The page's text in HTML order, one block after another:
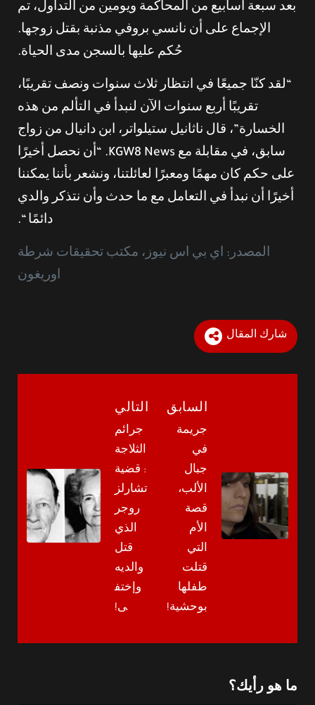
بعد سبعة أسابيع من المحاكمة ويومين من التداول، تم
الإجماع على أن نانسي بروفي مذنبة بقتل زوجها.
حُكم عليها بالسجن مدى الحياة.
“لقد كنّا جميعًا في انتظار ثلاث سنوات ونصف تقريبًا،
تقريبًا أربع سنوات الآن لنبدأ في التألم من هذه
الخسارة”، قال ناثانيل ستيلواتر، ابن دانيال من زواج
سابق، في مقابلة مع KGW8 News. “أن نحصل أخيرًا
على حكم كان مهمًا ومعبرًا لعائلتنا، ونشعر بأننا يمكننا
أخيرًا أن نبدأ في التعامل مع ما حدث وأن نتذكر والدي
دائمًا “.
المصدر: اي بي اس نيوز، مكتب تحقيقات شرطة
اوريغون
شارك المقال
السابق
جريمة
في
جبال
الألب،
قصة
الأم
التي
قتلت
طفلها
بوحشية!
التالي
جرائم
الثلاجة
: قضية
تشارلز
روجر
الذي
قتل
والديه
وإختف
ى!
ما هو رأيك؟